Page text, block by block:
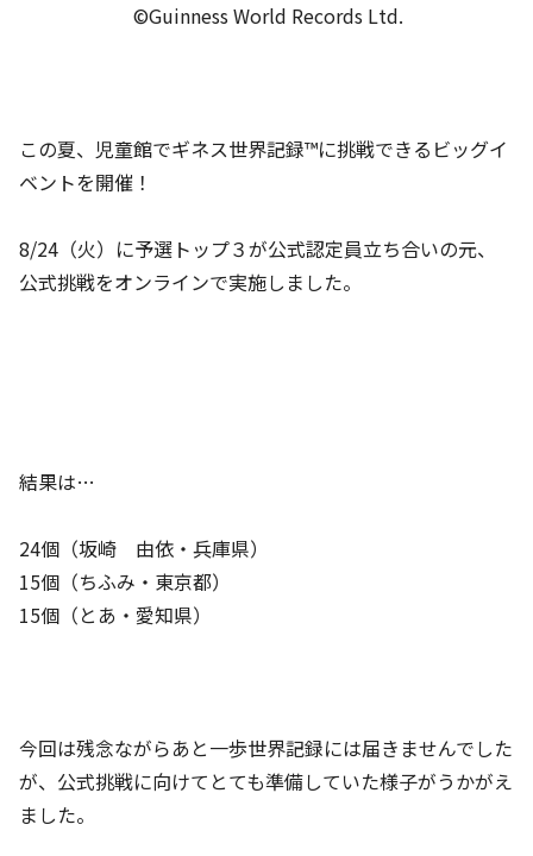
©Guinness World Records Ltd.
この夏、児童館でギネス世界記録™に挑戦できるビッグイ
ベントを開催！
8/24（火）に予選トップ３が公式認定員立ち合いの元、
公式挑戦をオンラインで実施しました。
結果は…
24個（坂崎 由依・兵庫県）
15個（ちふみ・東京都）
15個（とあ・愛知県）
今回は残念ながらあと一歩世界記録には届きませんでした
が、公式挑戦に向けてとても準備していた様子がうかがえ
ました。